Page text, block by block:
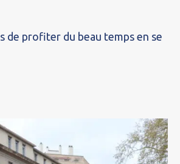
de profiter du beau temps en se